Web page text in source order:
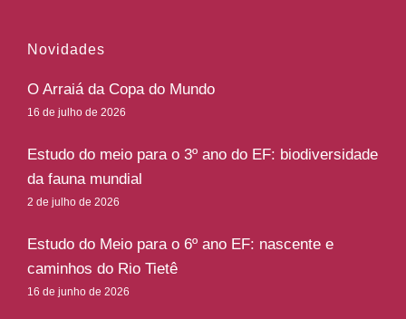
Novidades
O Arraiá da Copa do Mundo
16 de julho de 2026
Estudo do meio para o 3º ano do EF: biodiversidade
da fauna mundial
2 de julho de 2026
Estudo do Meio para o 6º ano EF: nascente e
caminhos do Rio Tietê
16 de junho de 2026